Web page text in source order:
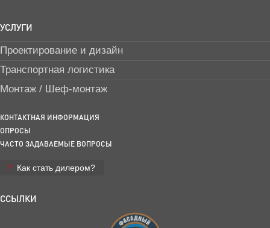
УСЛУГИ
Проектирование и дизайн
Транспортная логистика
Монтаж / Шеф-монтаж
КОНТАКТНАЯ ИНФОРМАЦИЯ
ОПРОСЫ
ЧАСТО ЗАДАВАЕМЫЕ ВОПРОСЫ
Как стать дилером?
ССЫЛКИ